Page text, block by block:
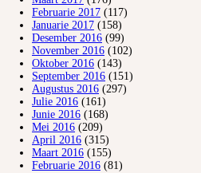
Februarie 2017 (117)
Januarie 2017 (158)
Desember 2016 (99)
November 2016 (102)
Oktober 2016 (143)
September 2016 (151)
Augustus 2016 (297)
Julie 2016 (161)
Junie 2016 (168)
Mei 2016 (209)
April 2016 (315)
Maart 2016 (155)
Februarie 2016 (81)